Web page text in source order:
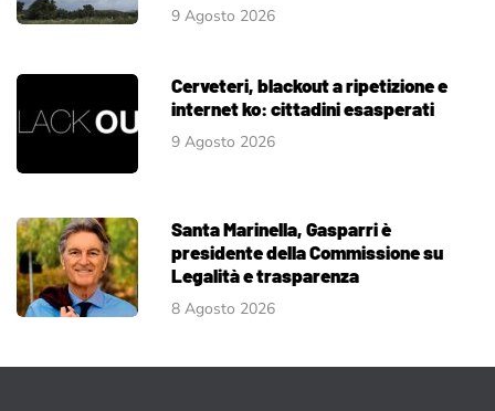
9 Agosto 2026
Cerveteri, blackout a ripetizione e
internet ko: cittadini esasperati
9 Agosto 2026
Santa Marinella, Gasparri è
presidente della Commissione su
Legalità e trasparenza
8 Agosto 2026